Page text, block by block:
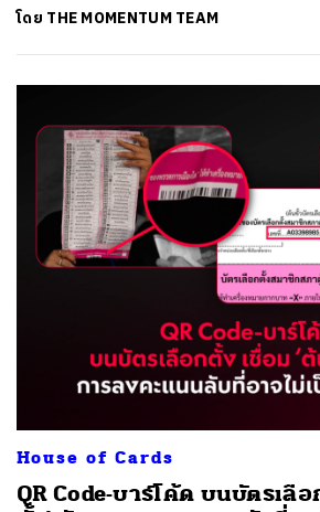
โดย THE MOMENTUM TEAM
House of Cards
QR Code-บาร์โค้ด บนบัตรเลื
SHARE TWEET